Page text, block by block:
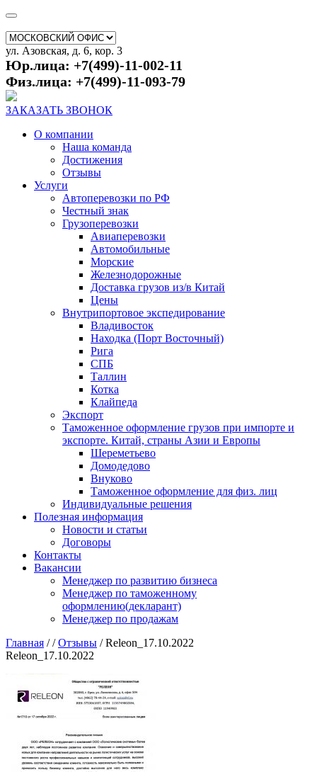
ул. Азовская, д. 6, кор. 3
Юр.лица: +7(499)-11-002-11
Физ.лица: +7(499)-11-093-79
ЗАКАЗАТЬ ЗВОНОК
О компании
Наша команда
Достижения
Отзывы
Услуги
Автоперевозки по РФ
Честный знак
Грузоперевозки
Авиаперевозки
Автомобильные
Морские
Железнодорожные
Доставка грузов из/в Китай
Цены
Внутрипортовое экспедирование
Владивосток
Находка (Порт Восточный)
Рига
СПБ
Таллин
Котка
Клайпеда
Экспорт
Таможенное оформление грузов при импорте и
экспорте. Китай, страны Азии и Европы
Шереметьево
Домодедово
Внуково
Таможенное оформление для физ. лиц
Индивидуальные решения
Полезная информация
Новости и статьи
Договоры
Контакты
Вакансии
Менеджер по развитию бизнеса
Менеджер по таможенному
оформлению(декларант)
Менеджер по продажам
Главная //Отзывы /Releon_17.10.2022
Releon_17.10.2022